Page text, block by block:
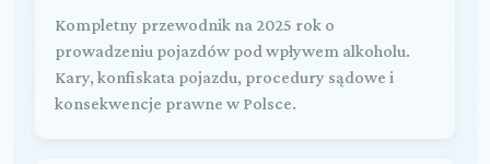
Kompletny przewodnik na 2025 rok o
prowadzeniu pojazdów pod wpływem alkoholu.
Kary, konfiskata pojazdu, procedury sądowe i
konsekwencje prawne w Polsce.